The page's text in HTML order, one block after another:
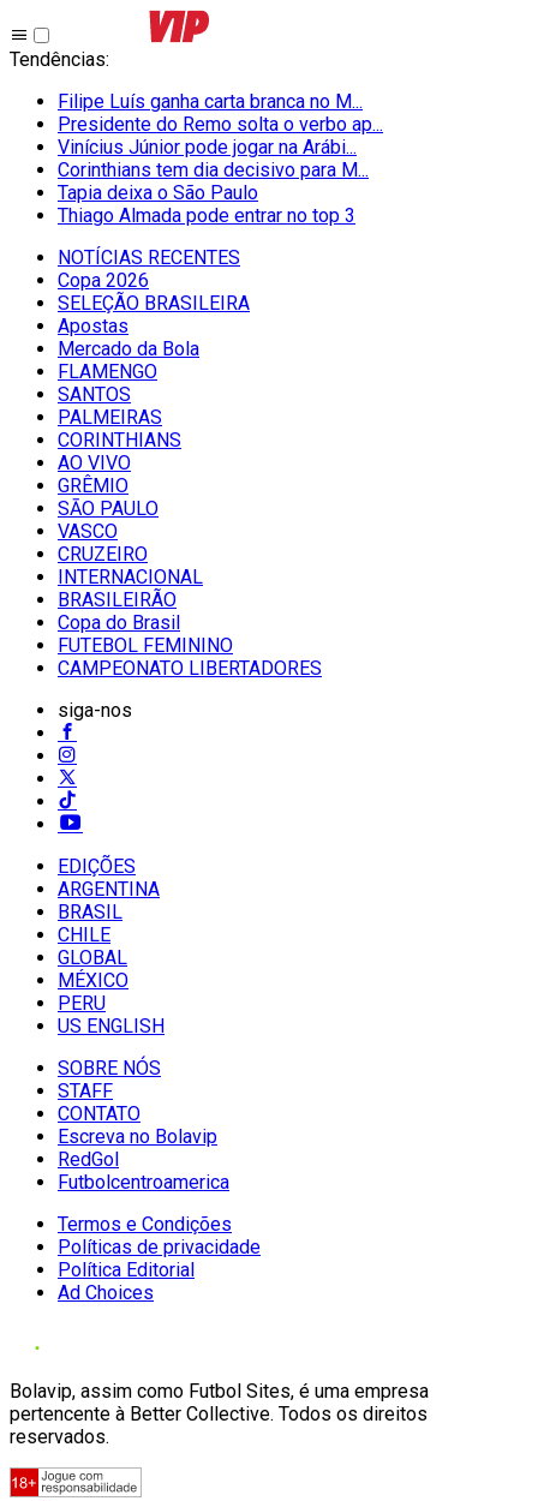
Tendências:
Filipe Luís ganha carta branca no M...
Presidente do Remo solta o verbo ap...
Vinícius Júnior pode jogar na Arábi...
Corinthians tem dia decisivo para M...
Tapia deixa o São Paulo
Thiago Almada pode entrar no top 3
NOTÍCIAS RECENTES
Copa 2026
SELEÇÃO BRASILEIRA
Apostas
Mercado da Bola
FLAMENGO
SANTOS
PALMEIRAS
CORINTHIANS
AO VIVO
GRÊMIO
SĀO PAULO
VASCO
CRUZEIRO
INTERNACIONAL
BRASILEIRÃO
Copa do Brasil
FUTEBOL FEMININO
CAMPEONATO LIBERTADORES
siga-nos
EDIÇÕES
ARGENTINA
BRASIL
CHILE
GLOBAL
MÉXICO
PERU
US ENGLISH
SOBRE NÓS
STAFF
CONTATO
Escreva no Bolavip
RedGol
Futbolcentroamerica
Termos e Condições
Políticas de privacidade
Política Editorial
Ad Choices
Bolavip, assim como Futbol Sites, é uma empresa
pertencente à Better Collective. Todos os direitos
reservados.